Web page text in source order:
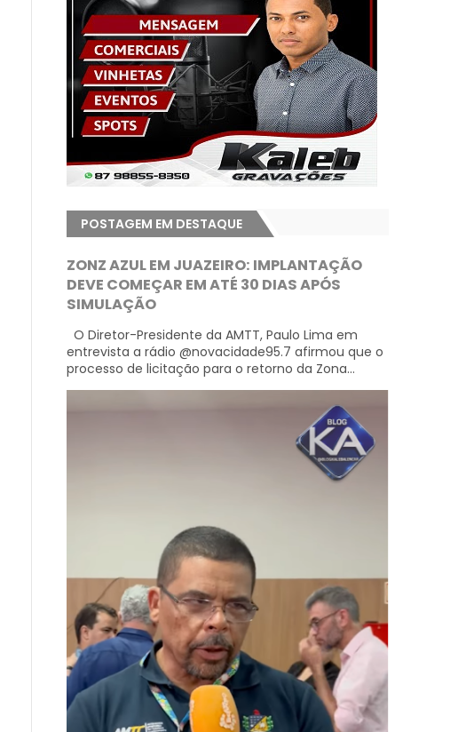
POSTAGEM EM DESTAQUE
ZONZ AZUL EM JUAZEIRO: IMPLANTAÇÃO
DEVE COMEÇAR EM ATÉ 30 DIAS APÓS
SIMULAÇÃO
O Diretor-Presidente da AMTT, Paulo Lima em
entrevista a rádio @novacidade95.7 afirmou que o
processo de licitação para o retorno da Zona...